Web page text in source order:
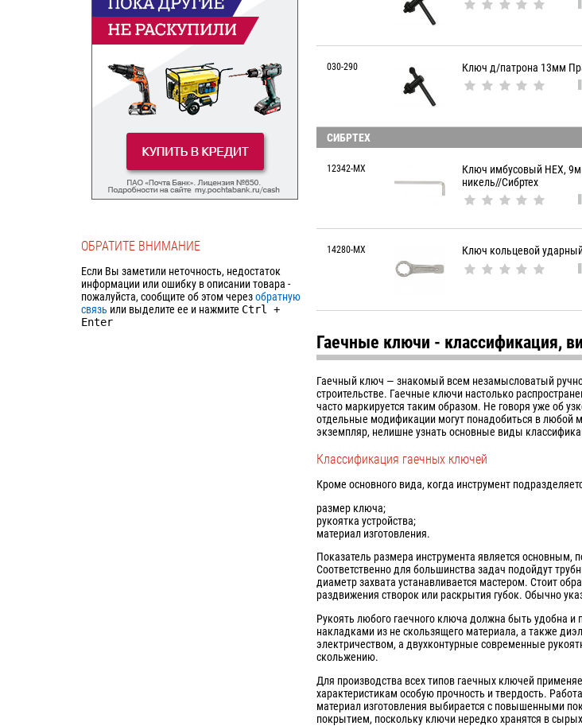
030-290 Ключ д/патрона 13мм
СИБРТЕХ
12342-MX
Ключ имбусовый HEX,
никель//Сибртех
14280-MX Ключ кольцевой
Гаечные ключи - классификация,
Гаечный ключ — знакомый всем незамысловатый
строительстве. Гаечные ключи настолько
часто маркируется таким образом. Не говоря уже об
отдельные модификации могут понадобиться в любой
экземпляр, нелишне узнать основные виды
Классификация гаечных ключей
Кроме основного вида, когда инструмент
размер ключа;
рукоятка устройства;
материал изготовления.
Показатель размера инструмента является
Соответственно для большинства задач подойдут
диаметр захвата устанавливается мастером. Стоит
раздвижения створок или раскрытия губок. Обычно
Рукоять любого гаечного ключа должна быть удобна
накладками из не скользящего материала, а также
электричеством, а двухконтурные современные
скольжению.
Для производства всех типов гаечных ключей
характеристикам особую прочность и твердость.
материал изготовления выбирается с повышенными
покрытием, поскольку ключи нередко хранятся в
ОБРАТИТЕ ВНИМАНИЕ
Если Вы заметили неточность, недостаток
информации или ошибку в описании товара -
пожалуйста, сообщите об этом черезобратную
связь или выделите ее и нажмите Ctrl
+
Enter